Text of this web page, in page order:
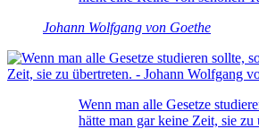
Johann Wolfgang von Goethe
Wenn man alle Gesetze
hätte man gar keine Zeit, sie zu